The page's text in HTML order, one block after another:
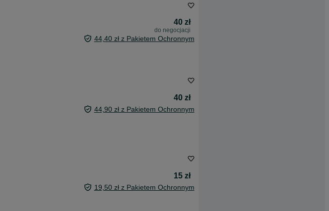
40 zł
do negocjacji
44,40 zł z Pakietem Ochronnym
40 zł
44,90 zł z Pakietem Ochronnym
15 zł
19,50 zł z Pakietem Ochronnym